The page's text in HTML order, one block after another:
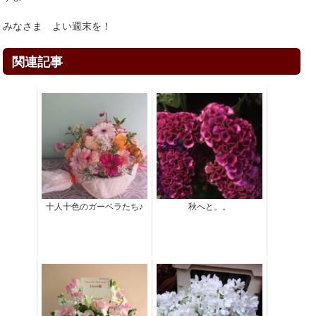
みなさま よい週末を！
関連記事
十人十色のガーベラたち♪ 秋へと。。